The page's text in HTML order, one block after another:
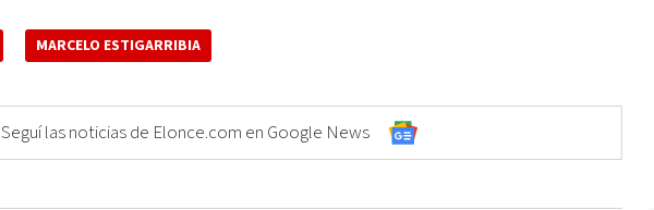
MARCELO ESTIGARRIBIA
Seguí las noticias de Elonce.com en Google News